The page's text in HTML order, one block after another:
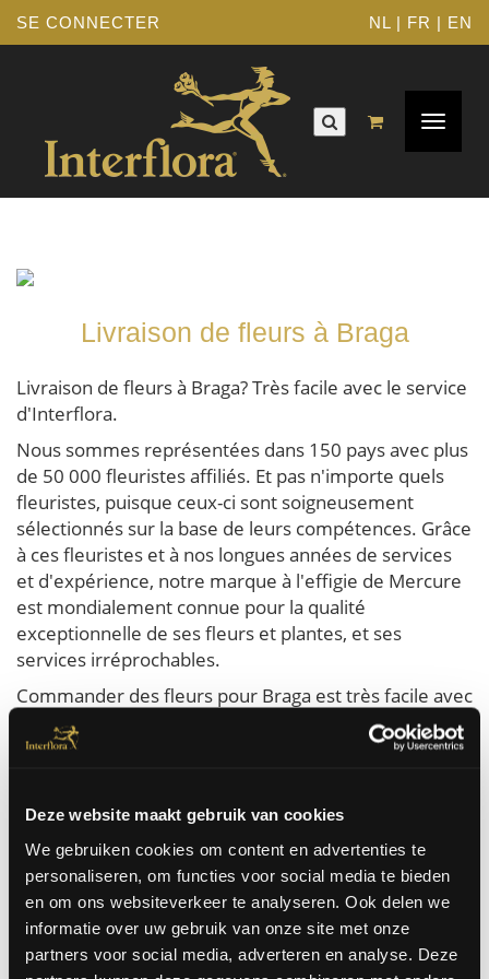
Deze website maakt gebruik van cookies
We gebruiken cookies om content en advertenties te
personaliseren, om functies voor social media te bieden
en om ons websiteverkeer te analyseren. Ook delen we
informatie over uw gebruik van onze site met onze
partners voor social media, adverteren en analyse. Deze
SE CONNECTER NL | FR | EN
Toggle
Livraison de fleurs à Braga
Livraison de fleurs à Braga? Très facile avec le service
d'Interflora.
Nous sommes représentées dans 150 pays avec plus
de 50 000 fleuristes affiliés. Et pas n'importe quels
fleuristes, puisque ceux-ci sont soigneusement
sélectionnés sur la base de leurs compétences. Grâce
à ces fleuristes et à nos longues années de services
et d'expérience, notre marque à l'effigie de Mercure
est mondialement connue pour la qualité
exceptionnelle de ses fleurs et plantes, et ses
services irréprochables.
Commander des fleurs pour Braga est très facile avec
Interflora. Vous commandez les meilleures fleurs qui
sont livrées le jour même à domicile ou au bureau à
mariage, un rétablissement, juste comme ça ...
Commandez ici